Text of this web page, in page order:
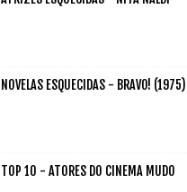
NOVELAS ESQUECIDAS - BRAVO! (1975)
TOP 10 - ATORES DO CINEMA MUDO